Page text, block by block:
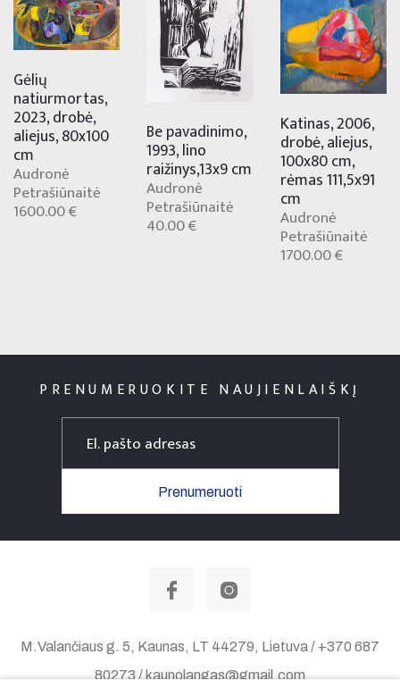
Gėlių
natiurmortas,
2023, drobė,
aliejus, 80x100
cm
Audronė
Petrašiūnaitė
1600.00 €
Be pavadinimo,
1993, lino
raižinys,13x9 cm
Audronė
Petrašiūnaitė
40.00 €
Katinas, 2006,
drobė, aliejus,
100x80 cm,
rėmas 111,5x91
cm
Audronė
Petrašiūnaitė
1700.00 €
PRENUMERUOKITE NAUJIENLAIŠKĮ
Prenumeruoti
M.Valančiaus g. 5, Kaunas, LT 44279, Lietuva / +370 687
80273 / kaunolangas@gmail.com